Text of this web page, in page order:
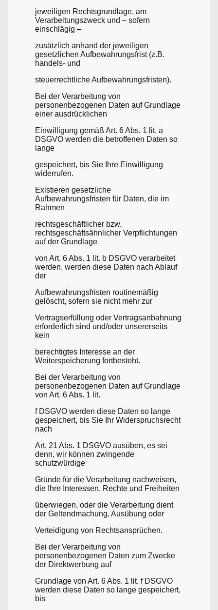
jeweiligen Rechtsgrundlage, am
Verarbeitungszweck und – sofern
einschlägig –
zusätzlich anhand der jeweiligen
gesetzlichen Aufbewahrungsfrist (z.B.
handels- und
steuerrechtliche Aufbewahrungsfristen).
Bei der Verarbeitung von
personenbezogenen Daten auf Grundlage
einer ausdrücklichen
Einwilligung gemäß Art. 6 Abs. 1 lit. a
DSGVO werden die betroffenen Daten so
lange
gespeichert, bis Sie Ihre Einwilligung
widerrufen.
Existieren gesetzliche
Aufbewahrungsfristen für Daten, die im
Rahmen
rechtsgeschäftlicher bzw.
rechtsgeschäftsähnlicher Verpflichtungen
auf der Grundlage
von Art. 6 Abs. 1 lit. b DSGVO verarbeitet
werden, werden diese Daten nach Ablauf
der
Aufbewahrungsfristen routinemäßig
gelöscht, sofern sie nicht mehr zur
Vertragserfüllung oder Vertragsanbahnung
erforderlich sind und/oder unsererseits
kein
berechtigtes Interesse an der
Weiterspeicherung fortbesteht.
Bei der Verarbeitung von
personenbezogenen Daten auf Grundlage
von Art. 6 Abs. 1 lit.
f DSGVO werden diese Daten so lange
gespeichert, bis Sie Ihr Widerspruchsrecht
nach
Art. 21 Abs. 1 DSGVO ausüben, es sei
denn, wir können zwingende
schutzwürdige
Gründe für die Verarbeitung nachweisen,
die Ihre Interessen, Rechte und Freiheiten
überwiegen, oder die Verarbeitung dient
der Geltendmachung, Ausübung oder
Verteidigung von Rechtsansprüchen.
Bei der Verarbeitung von
personenbezogenen Daten zum Zwecke
der Direktwerbung auf
Grundlage von Art. 6 Abs. 1 lit. f DSGVO
werden diese Daten so lange gespeichert,
bis